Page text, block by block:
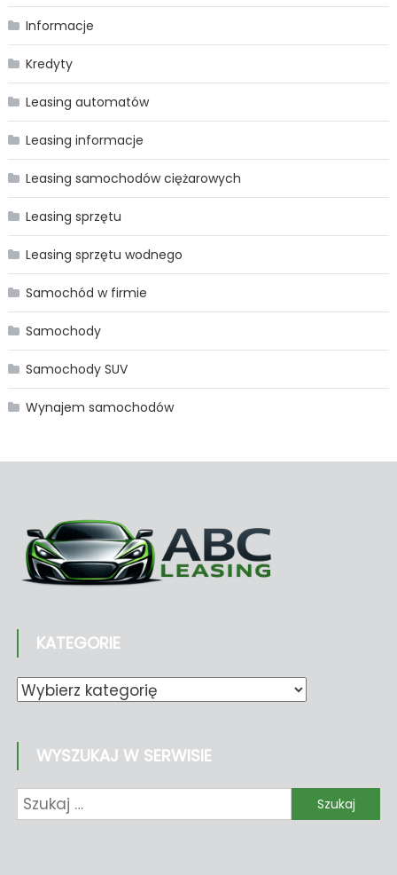
Informacje
Kredyty
Leasing automatów
Leasing informacje
Leasing samochodów ciężarowych
Leasing sprzętu
Leasing sprzętu wodnego
Samochód w firmie
Samochody
Samochody SUV
Wynajem samochodów
KATEGORIE
Kategorie
WYSZUKAJ W SERWISIE
Szukaj: